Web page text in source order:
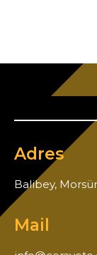
Adres
Balibey,
Mail